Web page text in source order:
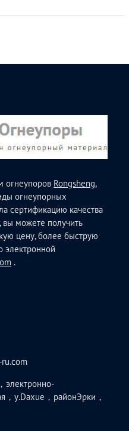
огнеупоров Rongsheng,
огнеупорных
сертификацию качества
вы можете получить
цену, более быструю
электронной
.
электронно-
，у.Daxue，районЭрки，